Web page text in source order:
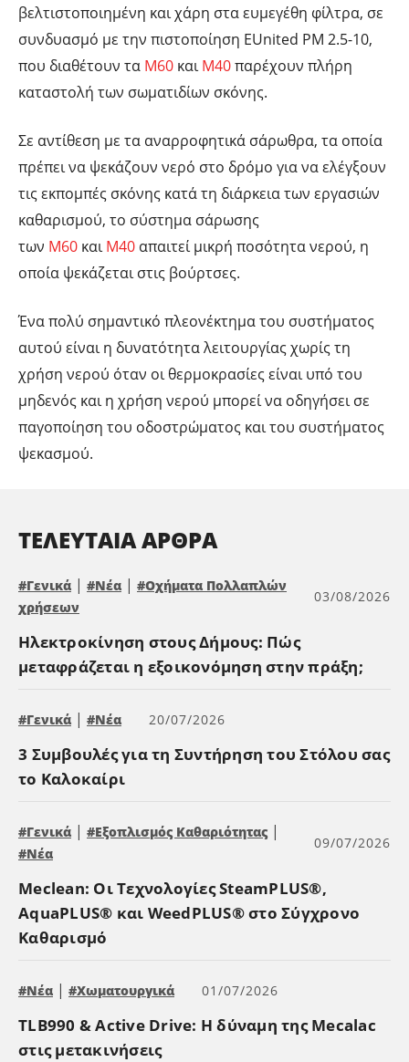
βελτιστοποιημένη και χάρη στα ευμεγέθη φίλτρα, σε
συνδυασμό με την πιστοποίηση EUnited PM 2.5-10,
που διαθέτουν τα Μ60 καιΜ40παρέχουν πλήρη
καταστολή των σωματιδίων σκόνης.
Σε αντίθεση με τα αναρροφητικά σάρωθρα, τα οποία
πρέπει να ψεκάζουν νερό στο δρόμο για να ελέγξουν
τις εκπομπές σκόνης κατά τη διάρκεια των εργασιών
καθαρισμού, το σύστημα σάρωσης
των Μ60 καιΜ40 απαιτεί μικρή ποσότητα νερού, η
οποία ψεκάζεται στις βούρτσες.
Ένα πολύ σημαντικό πλεονέκτημα του συστήματος
αυτού είναι η δυνατότητα λειτουργίας χωρίς τη
χρήση νερού όταν οι θερμοκρασίες είναι υπό του
μηδενός και η χρήση νερού μπορεί να οδηγήσει σε
παγοποίηση του οδοστρώματος και του συστήματος
ψεκασμού.
ΤΕΛΕΥΤΑΊΑ ΆΡΘΡΑ
#Γενικά | #Νέα | #Οχήματα Πολλαπλών
χρήσεων
03/08/2026
Ηλεκτροκίνηση στους Δήμους: Πώς
μεταφράζεται η εξοικονόμηση στην πράξη;
#Γενικά | #Νέα 20/07/2026
3 Συμβουλές για τη Συντήρηση του Στόλου σας
το Καλοκαίρι
#Γενικά | #Εξοπλισμός Καθαριότητας |
#Νέα
09/07/2026
Meclean: Οι Τεχνολογίες SteamPLUS®,
AquaPLUS® και WeedPLUS® στο Σύγχρονο
Καθαρισμό
#Νέα | #Χωματουργικά 01/07/2026
TLB990 & Active Drive: Η δύναμη της Mecalac
στις μετακινήσεις